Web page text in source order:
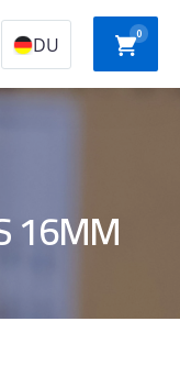
DU 0
16MM